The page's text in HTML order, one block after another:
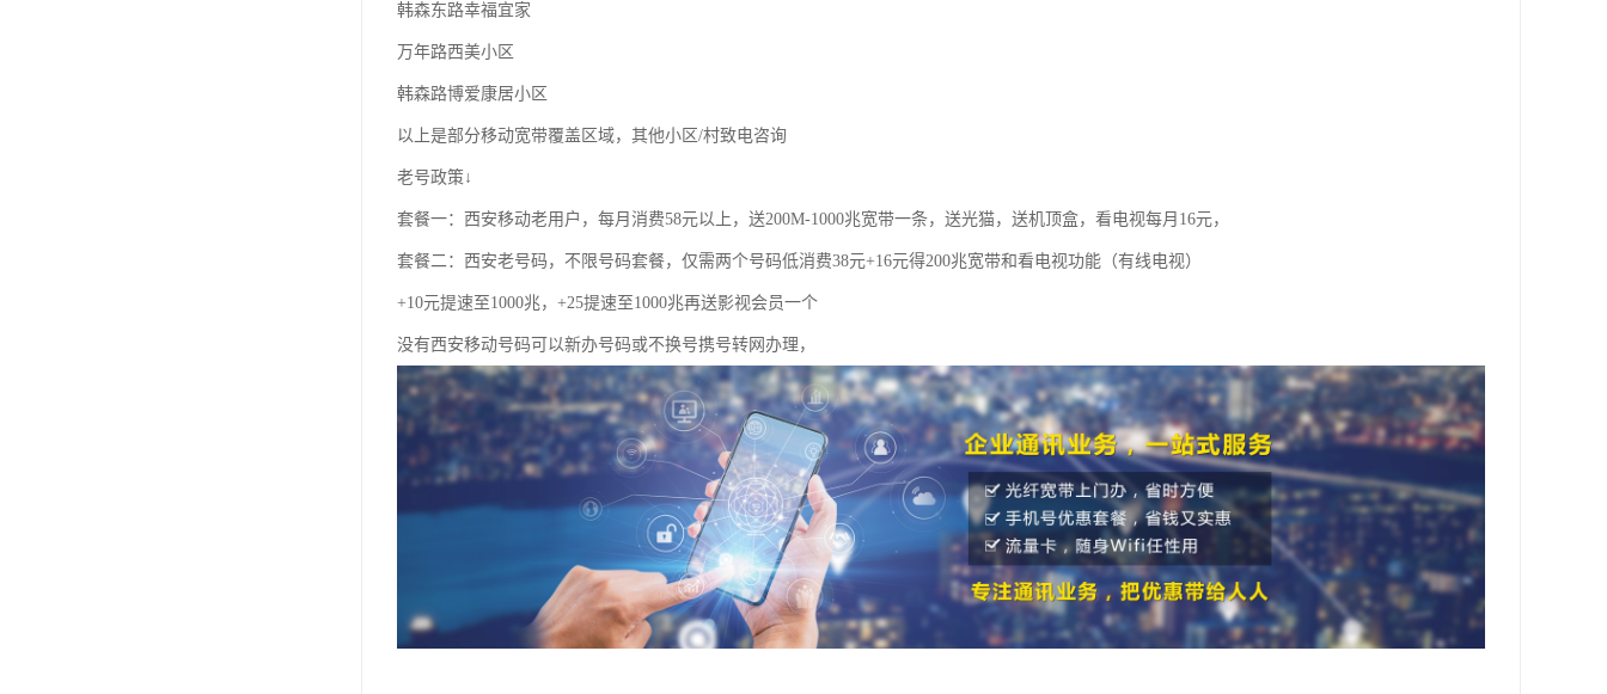
韩森东路幸福宜家
万年路西美小区
韩森路博爱康居小区
以上是部分移动宽带覆盖区域，其他小区/村致电咨询
老号政策↓
套餐一：西安移动老用户，每月消费58元以上，送200M-1000兆宽带一条，送光猫，送机顶盒，看电视每月16元，
套餐二：西安老号码，不限号码套餐，仅需两个号码低消费38元+16元得200兆宽带和看电视功能（有线电视）
+10元提速至1000兆，+25提速至1000兆再送影视会员一个
没有西安移动号码可以新办号码或不换号携号转网办理，